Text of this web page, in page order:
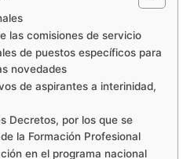
las comisiones de servicio
de puestos específicos para
novedades
de aspirantes a interinidad,
Decretos, por los que se
la Formación Profesional
en el programa nacional